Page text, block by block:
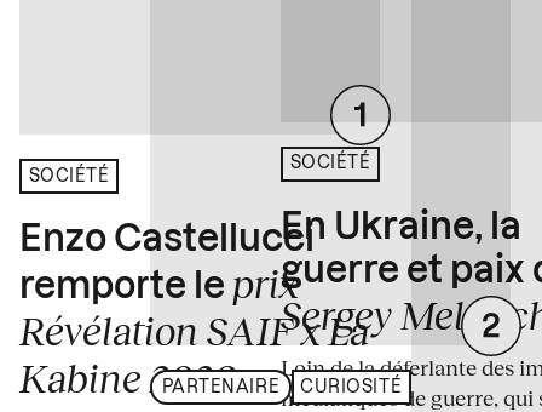
SOCIÉTÉ
Enzo Castellucci
remporte le prix
Révélation SAIF x La
Kabine 2026
PARTENAIRE CURIOSITÉ
SOCIÉTÉ
En Ukraine, la
guerre et paix
Sergey
Loin de la déferlante des
médiatiques de guerre, qui